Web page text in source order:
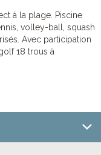
à la plage. Piscine
volley-ball, squash
Avec participation
18 trous à